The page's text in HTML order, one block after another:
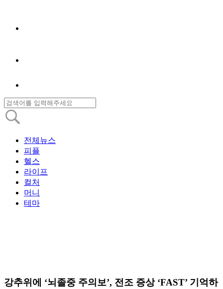
전체뉴스
피플
헬스
라이프
컬처
머니
테마
강추위에 ‘뇌졸중 주의보’, 전조 증상 ‘FAST’ 기억하